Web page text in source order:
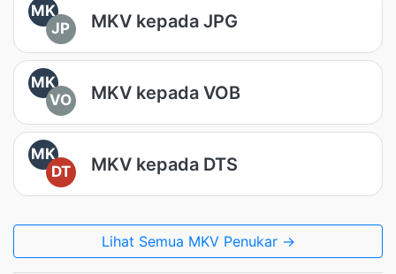
MK
JP
MKV kepada JPG
MK
VO
MKV kepada VOB
MK
DT
MKV kepada DTS
Lihat Semua MKV Penukar →